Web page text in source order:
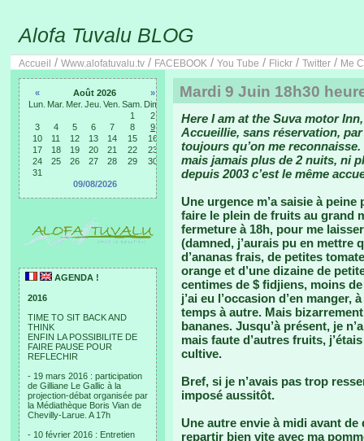
Alofa Tuvalu BLOG
Accueil / Www.alofatuvalu.tv / FACEBOOK / You Tube / Flickr / Twitter / Me
« Août 2026
»
Lun. Mar. Mer. Jeu. Ven. Sam. Dim.
1
2
3
4 5 6 7 8
9
10
11 12 13 14 15
16
17
18 19 20 21 22
23
24
25 26 27 28 29
30
31
09/08/2026
AGENDA !
2016
TIME TO SIT BACK AND
THINK
ENFIN LA POSSIBILITE DE
FAIRE PAUSE POUR
REFLECHIR
- 19 mars 2016 : participation
de Gilliane Le Gallic à la
projection-débat organisée par
la Médiathèque Boris Vian de
Chevilly-Larue. A 17h
- 10 février 2016 : Entretien
Mardi 9 Juin 18h30
Here I am at the Suva motor
Accueillie, sans réservation,
toujours qu’on me
mais jamais plus de 2 nuits, ni
depuis 2003 c’est le même
Une urgence m’a saisie à
faire le plein de fruits au grand
fermeture à 18h, pour me
(damned, j’aurais pu en mettre
d’ananas frais, de petites
orange et d’une dizaine de
centimes de $ fidjiens, moins
j’ai eu l’occasion d’en manger,
temps à autre. Mais
bananes. Jusqu’à présent, je
mais faute d’autres fruits,
cultive.
Bref, si je n’avais pas trop
imposé aussitôt.
Une autre envie à midi avant
repartir bien vite avec ma